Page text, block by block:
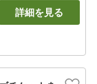
詳細を見る